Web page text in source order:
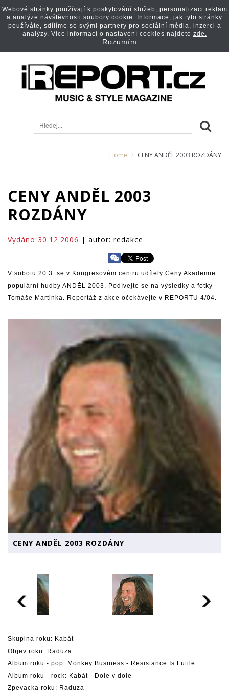
Home CENY ANDĚL 2003 ROZDÁNY
CENY ANDĚL 2003
ROZDÁNY
Vydáno 30.12.2006 | autor: redakce
V sobotu 20.3. se v Kongresovém centru udílely Ceny Akademie
populární hudby ANDĚL 2003. Podívejte se na výsledky a fotky
Tomáše Martinka. Reportáž z akce očekávejte v REPORTU 4/04.
CENY ANDĚL 2003 ROZDÁNY
Skupina roku: Kabát
Objev roku: Raduza
Album roku - pop: Monkey Business - Resistance Is Futile
Album roku - rock: Kabát - Dole v dole
Zpevacka roku: Raduza
Webové stránky používají k poskytování služeb, personalizaci reklam
a analýze návštěvnosti soubory cookie. Informace, jak tyto stránky
používáte, sdílíme se svými partnery pro sociální média, inzerci a
analýzy. Více informací o nastavení cookies najdete zde.
Rozumím